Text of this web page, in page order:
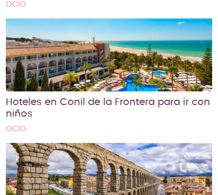
OCIO
Hoteles en Conil de la Frontera para ir con
niños
OCIO